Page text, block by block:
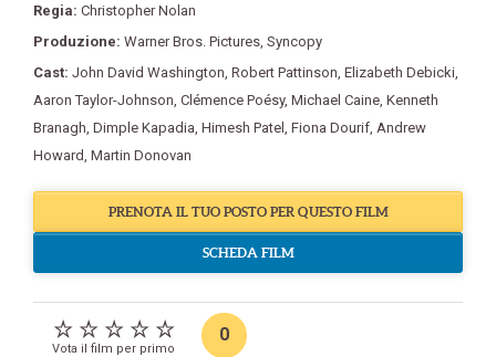
Regia: Christopher Nolan
Produzione: Warner Bros. Pictures Syncopy
Cast: John David Washington Robert Pattinson Elizabeth Debicki
Aaron Taylor-Johnson Clémence Poésy, Michael Caine Kenneth
Branagh Dimple Kapadia Himesh Patel Fiona Dourif Andrew
Howard Martin Donovan
PRENOTA IL TUO POSTO PER QUESTO FILM
SCHEDA FILM
Vota il film per primo
0